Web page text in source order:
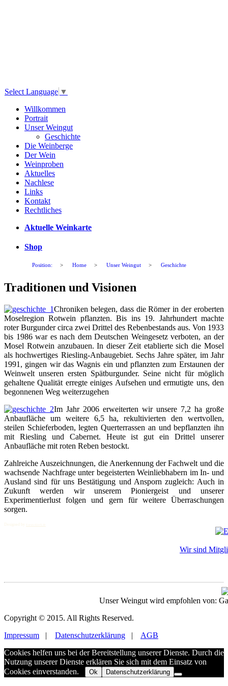
Select Language ▼
Willkommen
Portrait
Unser Weingut
Geschichte
Die Weinberge
Der Wein
Weinproben
Aktuelles
Nachlese
Links
Kontakt
Rechtliches
Aktuelle Weinkarte
Shop
Position: > Home > Unser Weingut > Geschichte
Traditionen und Visionen
Chroniken belegen, dass die Römer in der eroberten
Moselregion Rotwein pflanzten. Bis ins 19. Jahrhundert machte
roter Burgunder circa zwei Drittel des Rebenbestands aus. Von 1933
bis 1986 war es nach dem Deutschen Weingesetz verboten, an der
Mosel Rotwein anzubauen. In dieser Zeit etablierte sich die Mosel
als hochwertiges Riesling-Anbaugebiet. Sechs Jahre später, im Jahr
1991, gingen wir das Wagnis ein und pflanzten zum Erstaunen der
Weinwelt unseren ersten Spätburgunder. Seine nicht für möglich
gehaltene Qualität erregte einiges Aufsehen und ermutigte uns, den
begonnenen Weg weiterzugehen
Im Jahr 2006 erweiterten wir unsere 7,2 ha große
Anbaufläche um weitere 6,5 ha, rekultivierten den wertvollen,
steilen Schieferboden, legten Querterrassen an und bepflanzten ihn
mit Riesling und Cabernet. Heute ist gut ein Drittel unserer
Anbaufläche mit roten Reben bestockt.
Zahlreiche Auszeichnungen, die Anerkennung der Fachwelt und die
wachsende Nachfrage unter begeisterten Weinliebhabern im In- und
Ausland sind für uns Bestätigung und Ansporn zugleich: Auch in
Zukunft werden wir unserem Pioniergeist und unserer
Experimentierlust folgen und gern für weitere Überraschungen
sorgen.
Wir sind
Unser Weingut wird empfohlen von:
Copyright © 2015. All Rights Reserved.
Impressum | Datenschutzerklärung | AGB
Cookies helfen uns bei der Bereitstellung unserer Dienste. Durch die
Nutzung unserer Dienste erklären Sie sich mit dem Einsatz von
Cookies einverstanden.
Ok Datenschutzerklärung